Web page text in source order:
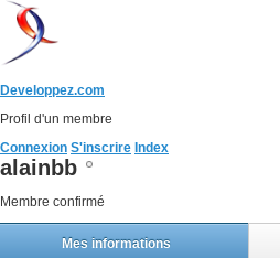
Developpez.com
Profil d'un membre
Connexion S'inscrire Index
alainbb
Membre confirmé
Mes informations